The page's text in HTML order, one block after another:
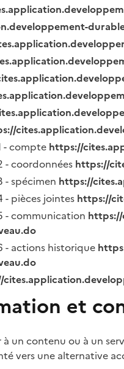
- compte https://
- coordonnées https://
- spécimen https://
- pièces jointes https://
- communication
- actions historique
et
à un contenu ou à un
vers une alternative